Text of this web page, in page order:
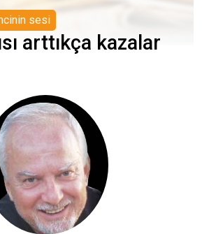
sesi
arttıkça kazalar